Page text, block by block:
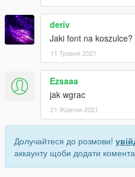
deriv
Jaki font na koszulce?
11 Травня 2021
Ezsaaa
jak wgrac
21 Жовтня 2021
Долучайтеся до розмови!
аккаунту щоби додати